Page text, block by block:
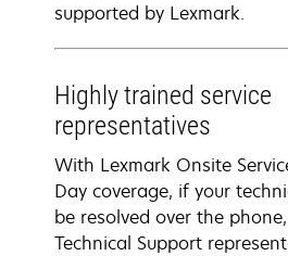
supported by Lexmark.
Highly trained service
representatives
With Lexmark Onsite
Day coverage, if your
be resolved over the
Technical Support